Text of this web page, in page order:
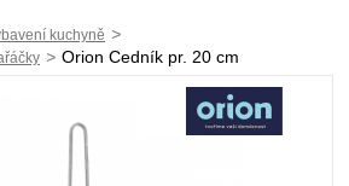
kuchyně >
> Orion Cedník pr. 20 cm